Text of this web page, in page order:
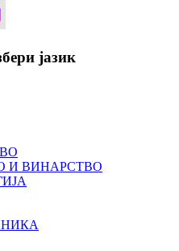
јазик
И ВИНАРСТВО